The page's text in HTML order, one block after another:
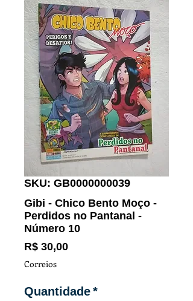
SKU: GB0000000039
Gibi - Chico Bento Moço -
Perdidos no Pantanal -
Número 10
R$ 30,00Preço
Correios
Quantidade*